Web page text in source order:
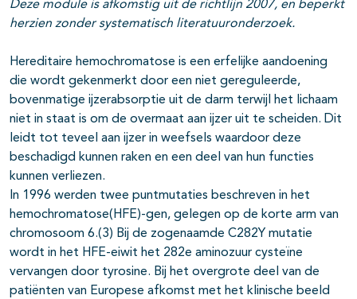
Deze module is afkomstig uit de richtlijn 2007, en beperkt
herzien zonder systematisch literatuuronderzoek.
Hereditaire hemochromatose is een erfelijke aandoening
die wordt gekenmerkt door een niet gereguleerde,
bovenmatige ijzerabsorptie uit de darm terwijl het lichaam
niet in staat is om de overmaat aan ijzer uit te scheiden. Dit
leidt tot teveel aan ijzer in weefsels waardoor deze
beschadigd kunnen raken en een deel van hun functies
kunnen verliezen.
In 1996 werden twee puntmutaties beschreven in het
hemochromatose(HFE)-gen, gelegen op de korte arm van
chromosoom 6.(3) Bij de zogenaamde C282Y mutatie
wordt in het HFE-eiwit het 282e aminozuur cysteïne
vervangen door tyrosine. Bij het overgrote deel van de
patiënten van Europese afkomst met het klinische beeld